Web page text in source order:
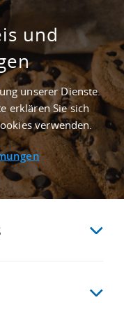
A 4 -
EXPORT PDF
und
unserer Dienste.
erklären Sie sich
verwenden.